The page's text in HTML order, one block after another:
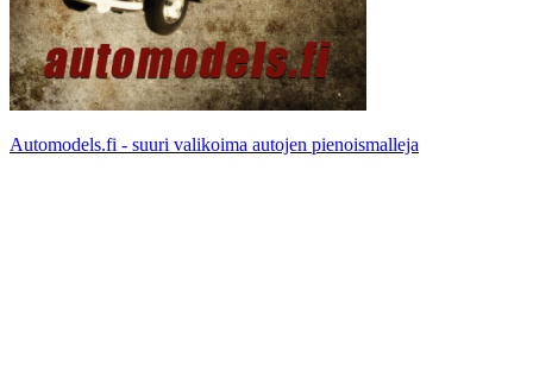
Automodels.fi - suuri valikoima autojen pienoismalleja